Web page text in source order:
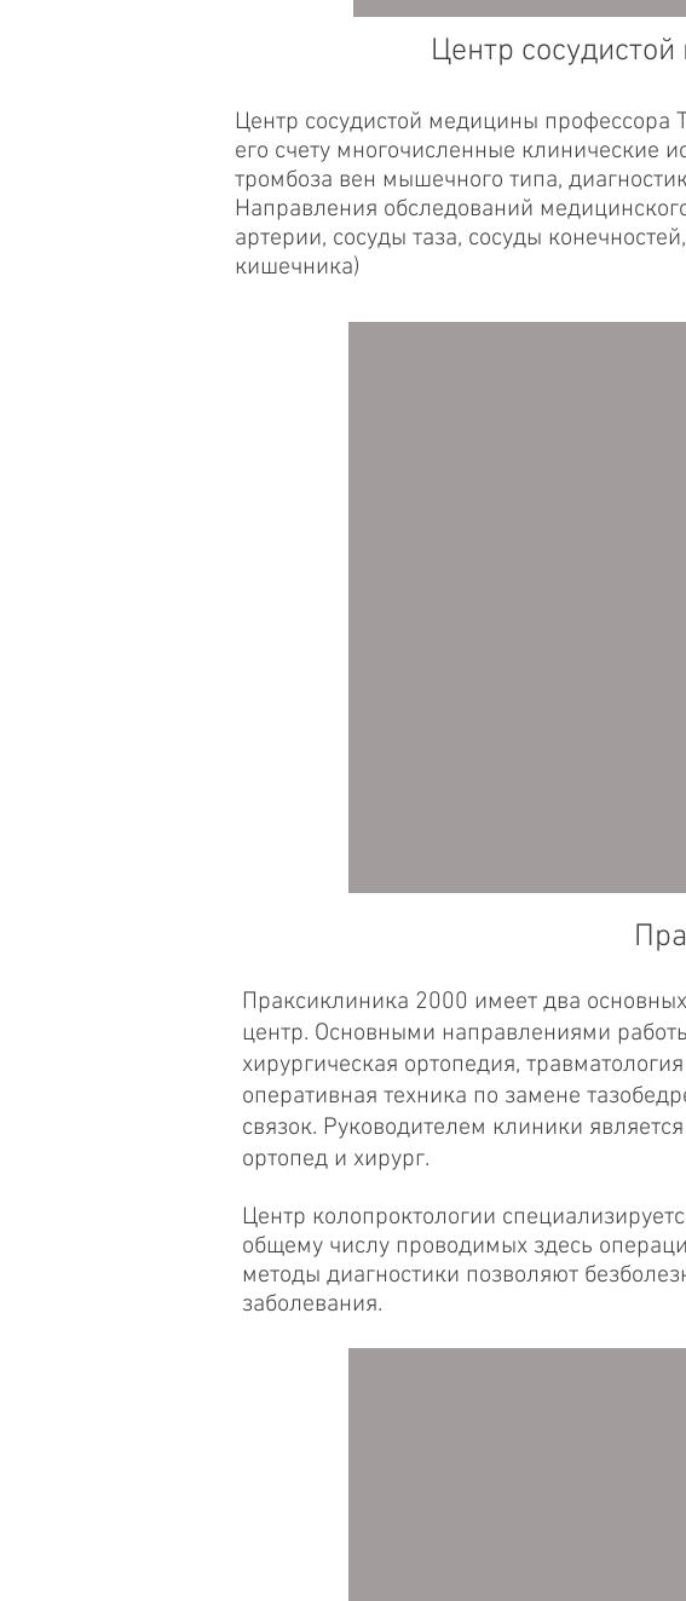
Центр сосудистой
Центр сосудистой медицины профессора
его счету многочисленные клинические
тромбоза вен мышечного типа,
Направления обследований
артерии, сосуды таза, сосуды
кишечника)
Праксиклиника 2000 имеет два
центр. Основными направлениями
хирургическая ортопедия,
оперативная техника по замене
связок. Руководителем клиники
ортопед и хирург.
Центр колопроктологии
общему числу проводимых здесь
методы диагностики позволяют
заболевания.